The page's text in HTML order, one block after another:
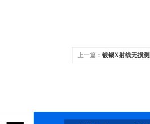
上一篇： 镀锡X射线无损